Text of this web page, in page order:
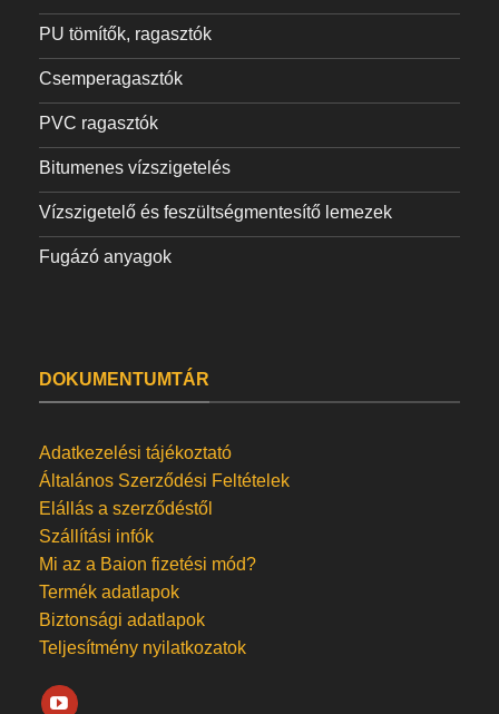
PU tömítők, ragasztók
Csemperagasztók
PVC ragasztók
Bitumenes vízszigetelés
Vízszigetelő és feszültségmentesítő lemezek
Fugázó anyagok
DOKUMENTUMTÁR
Adatkezelési tájékoztató
Általános Szerződési Feltételek
Elállás a szerződéstől
Szállítási infók
Mi az a Baion fizetési mód?
Termék adatlapok
Biztonsági adatlapok
Teljesítmény nyilatkozatok